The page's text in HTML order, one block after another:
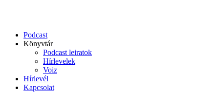
Podcast
Könyvtár
Podcast leiratok
Hírlevelek
Voiz
Hírlevél
Kapcsolat